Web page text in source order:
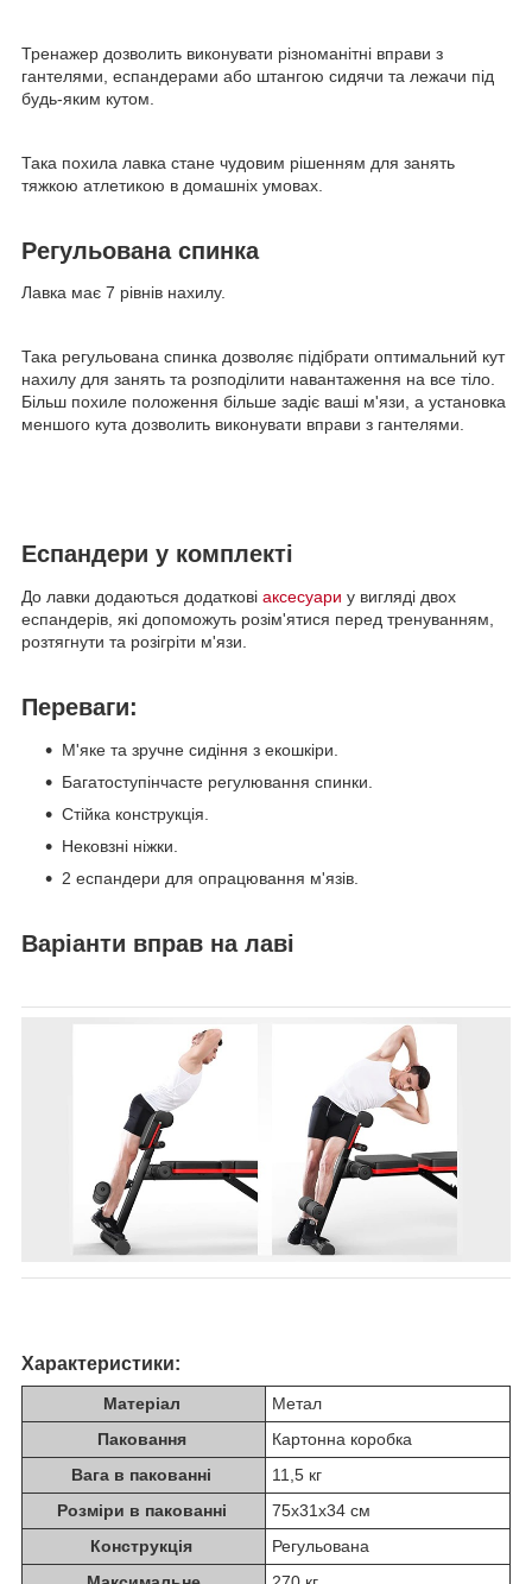
Тренажер дозволить виконувати різноманітні вправи з
гантелями, еспандерами або штангою сидячи та лежачи під
будь-яким кутом.
Така похила лавка стане чудовим рішенням для занять
тяжкою атлетикою в домашніх умовах.
Регульована спинка
Лавка має 7 рівнів нахилу.
Така регульована спинка дозволяє підібрати оптимальний кут
нахилу для занять та розподілити навантаження на все тіло.
Більш похиле положення більше задіє ваші м'язи, а установка
меншого кута дозволить виконувати вправи з гантелями.
Еспандери у комплекті
До лавки додаються додаткові аксесуари у вигляді двох
еспандерів, які допоможуть розім'ятися перед тренуванням,
розтягнути та розігріти м'язи.
Переваги:
М'яке та зручне сидіння з екошкіри.
Багатоступінчасте регулювання спинки.
Стійка конструкція.
Нековзні ніжки.
2 еспандери для опрацювання м'язів.
Варіанти вправ на лаві
Характеристики:
Матеріал
Метал
Паковання
Картонна коробка
Вага в пакованні
11,5 кг
Розміри в пакованні
75х31х34 см
Конструкція
Регульована